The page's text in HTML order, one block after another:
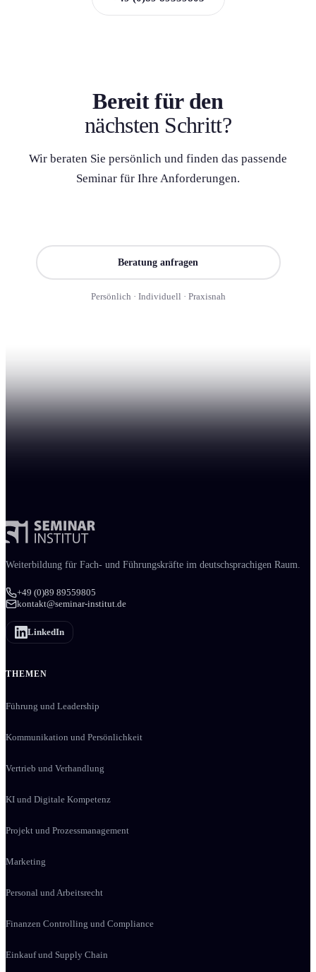
Bereit für den
nächsten Schritt?
Wir beraten Sie persönlich und finden das passende
Seminar für Ihre Anforderung­en.
Beratung anfragen
Persönlich · Individuell · Praxisnah
Weiter­bildung für Fach- und Führungs­kräfte im deutschsprachigen Raum.
+49 (0)89 89559805
kontakt@seminar-institut.de
LinkedIn
THEMEN
Führung und Leadership
Kommunikation und Persönlichkeit
Vertrieb und Verhandlung
KI und Digitale Kompetenz
Projekt und Prozessmanagement
Marketing
Personal und Arbeitsrecht
Finanzen Controlling und Compliance
Einkauf und Supply Chain